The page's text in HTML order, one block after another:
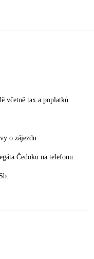
včetně tax a poplatků
o zájezdu
Čedoku na telefonu